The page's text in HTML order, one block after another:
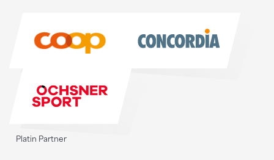
Platin Partner